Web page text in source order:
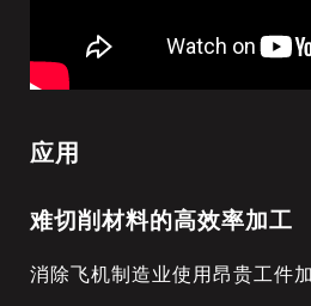
应用
难切削材料的高效率加工
消除飞机制造业使用昂贵工件